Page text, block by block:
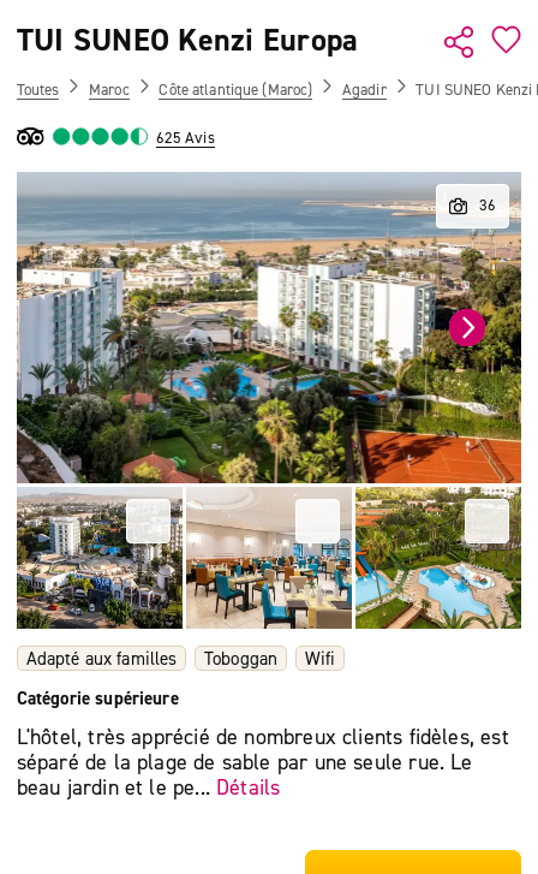
TUI SUNEO Kenzi Europa
Toutes Maroc Côte atlantique (Maroc) Agadir TUI SUNEO Kenzi
625 Avis
Adapté aux familles Toboggan
Wifi
Catégorie supérieure
L'hôtel, très apprécié de nombreux clients fidèles, est
séparé de la plage de sable par une seule rue. Le
beau jardin et le pe... Détails